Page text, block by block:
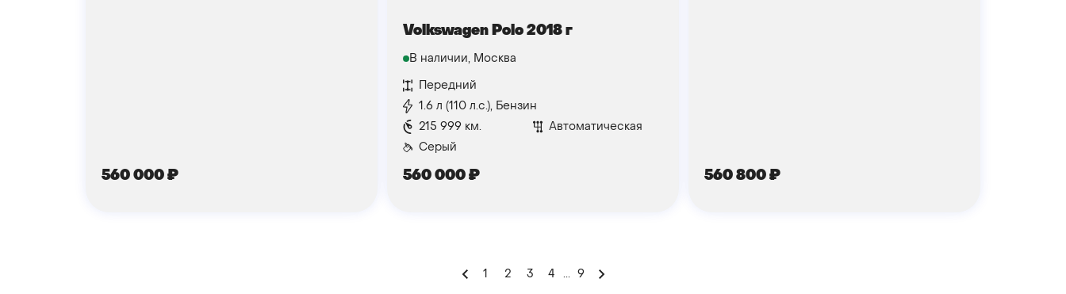
560 000₽
Volkswagen Polo 2018 г
В наличии, Москва
Передний
1.6 л (110 л.с.), Бензин
215 999 км.
Автоматическая
Серый
560 000₽ 560 800₽
1 2 3 4 ... 9